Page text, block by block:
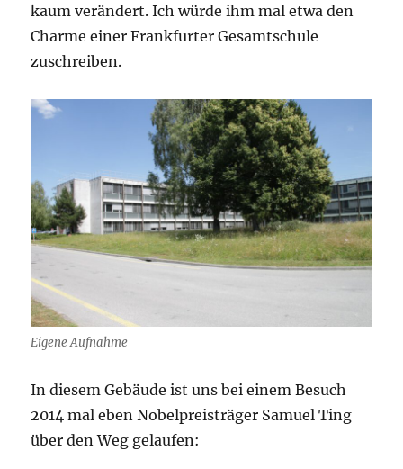
kaum verändert. Ich würde ihm mal etwa den
Charme einer Frankfurter Gesamtschule
zuschreiben.
Eigene Aufnahme
In diesem Gebäude ist uns bei einem Besuch
2014 mal eben Nobelpreisträger Samuel Ting
über den Weg gelaufen: